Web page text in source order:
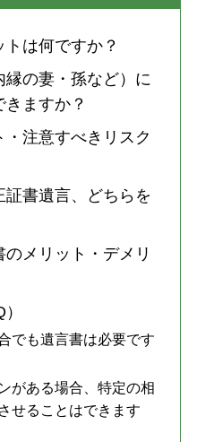
は何ですか？
の妻・孫など）に
ますか？
注意すべきリスク
証書遺言、どちらを
メリット・デメリ
でも遺言書は必要です
がある場合、特定の相
せることはできます